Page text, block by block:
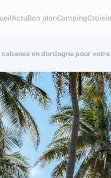
ActuBon planCamping
en dordogne pour